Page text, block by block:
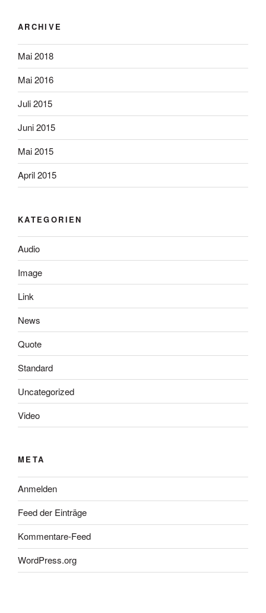
ARCHIVE
Mai 2018
Mai 2016
Juli 2015
Juni 2015
Mai 2015
April 2015
KATEGORIEN
Audio
Image
Link
News
Quote
Standard
Uncategorized
Video
META
Anmelden
Feed der Einträge
Kommentare-Feed
WordPress.org